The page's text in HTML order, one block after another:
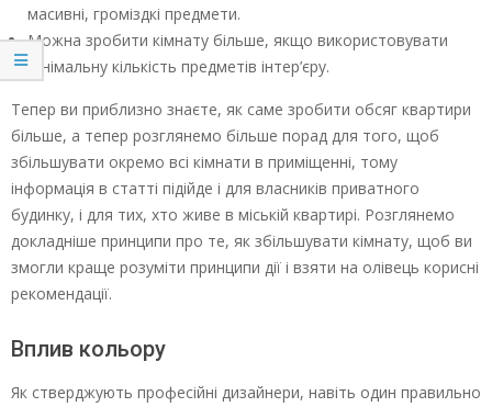
масивні, громіздкі предмети.
Можна зробити кімнату більше, якщо використовувати
мінімальну кількість предметів інтер’єру.
Тепер ви приблизно знаєте, як саме зробити обсяг квартири
більше, а тепер розглянемо більше порад для того, щоб
збільшувати окремо всі кімнати в приміщенні, тому
інформація в статті підійде і для власників приватного
будинку, і для тих, хто живе в міській квартирі. Розглянемо
докладніше принципи про те, як збільшувати кімнату, щоб ви
змогли краще розуміти принципи дії і взяти на олівець корисні
рекомендації.
Вплив кольору
Як стверджують професійні дизайнери, навіть один правильно